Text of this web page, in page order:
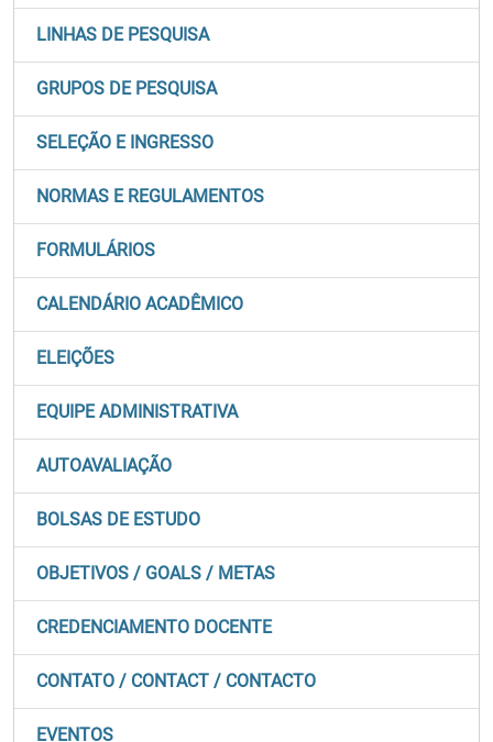
LINHAS DE PESQUISA
GRUPOS DE PESQUISA
SELEÇÃO E INGRESSO
NORMAS E REGULAMENTOS
FORMULÁRIOS
CALENDÁRIO ACADÊMICO
ELEIÇÕES
EQUIPE ADMINISTRATIVA
AUTOAVALIAÇÃO
BOLSAS DE ESTUDO
OBJETIVOS / GOALS / METAS
CREDENCIAMENTO DOCENTE
CONTATO / CONTACT / CONTACTO
EVENTOS